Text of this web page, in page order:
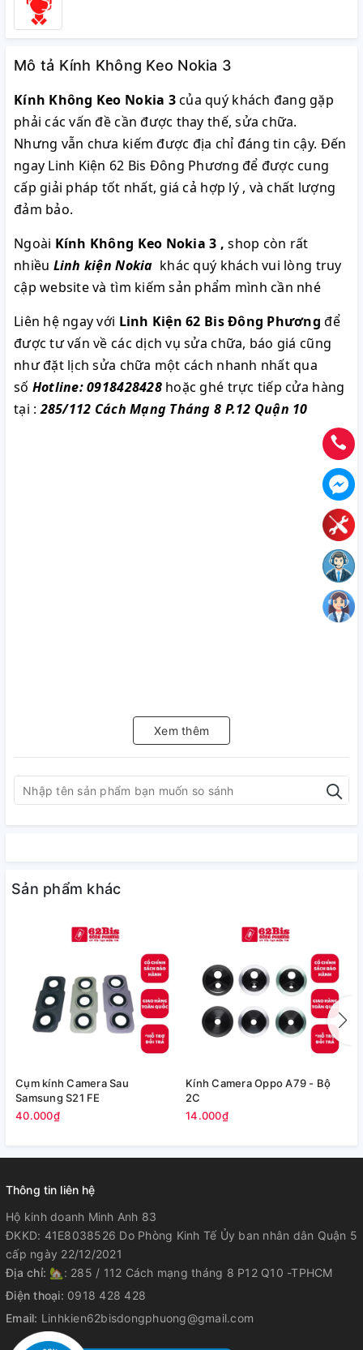
Mô tả Kính Không Keo Nokia 3
Kính Không Keo Nokia 3của quý khách đang gặp
phải các vấn đề cần được thay thế, sửa chữa.
Nhưng vẫn chưa kiếm được địa chỉ đáng tin cậy. Đến
ngay Linh Kiện 62 Bis Đông Phương để được cung
cấp giải pháp tốt nhất, giá cả hợp lý , và chất lượng
đảm bảo.
Ngoài Kính Không Keo Nokia 3 , shop còn rất
nhiều Linh kiện Nokia khác quý khách vui lòng truy
cập website và tìm kiếm sản phẩm mình cần nhé
Liên hệ ngay với Linh Kiện 62 Bis Đông Phương để
được tư vấn về các dịch vụ sửa chữa, báo giá cũng
như đặt lịch sửa chữa một cách nhanh nhất qua
số Hotline: 0918428428hoặc ghé trực tiếp cửa hàng
tại :285/112 Cách Mạng Tháng 8 P.12 Quận 10
Xem thêm
Sản phẩm khác
Cụm kính Camera Sau
Samsung S21 FE
40.000₫
Kính Camera Oppo A79 - Bộ
2C
14.000₫
Thông tin liên hệ
Hộ kinh doanh Minh Anh 83
ĐKKD: 41E8038526 Do Phòng Kinh Tế Ủy ban nhân dân Quận 5
cấp ngày 22/12/2021
Địa chỉ: 🏡: 285 / 112 Cách mạng tháng 8 P12 Q10 -TPHCM
Điện thoại: 0918 428 428
Email: Linhkien62bisdongphuong@gmail.com